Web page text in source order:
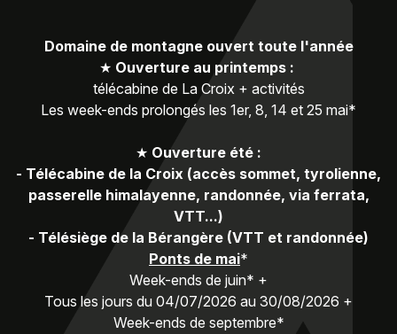
Domaine de montagne ouvert toute l'année
★ Ouverture au printemps :
télécabine de La Croix + activités
Les week-ends prolongés les 1er, 8, 14 et 25 mai*
★ Ouverture été :
- Télécabine de la Croix (accès sommet, tyrolienne,
passerelle himalayenne, randonnée, via ferrata,
VTT...)
- Télésiège de la Bérangère (VTT et randonnée)
Ponts de mai*
Week-ends de juin* +
Tous les jours du 04/07/2026 au 30/08/2026 +
Week-ends de septembre*